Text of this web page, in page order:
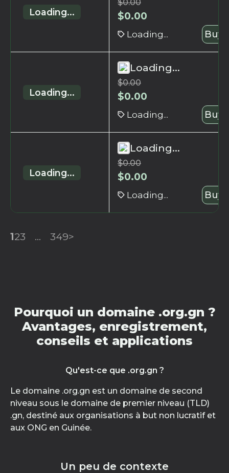
Loading...
$0.00
$0.00
Loading... Buy
Loading...
Loading...
$0.00
$0.00
Loading... Buy
Loading...
Loading...
$0.00
$0.00
Loading... Buy
123 ... 349>
Pourquoi un domaine .org.gn ?
Avantages, enregistrement,
conseils et applications
Qu'est-ce que .org.gn ?
Le domaine .org.gn est un domaine de second
niveau sous le domaine de premier niveau (TLD)
.gn, destiné aux organisations à but non lucratif et
aux ONG en Guinée.
Un peu de contexte